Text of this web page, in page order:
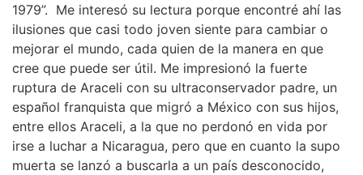
1979”. Me interesó su lectura porque encontré ahí las
ilusiones que casi todo joven siente para cambiar o
mejorar el mundo, cada quien de la manera en que
cree que puede ser útil. Me impresionó la fuerte
ruptura de Araceli con su ultraconservador padre, un
español franquista que migró a México con sus hijos,
entre ellos Araceli, a la que no perdonó en vida por
irse a luchar a Nicaragua, pero que en cuanto la supo
muerta se lanzó a buscarla a un país desconocido,